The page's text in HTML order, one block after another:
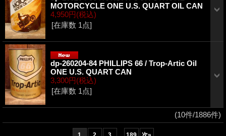
MOTORCYCLE ONE U.S. QUART OIL CAN
4,950円(税込)
[在庫数 1点]
dp-260204-84 PHILLIPS 66 / Trop-Artic Oil
ONE U.S. QUART CAN
3,300円(税込)
[在庫数 1点]
(10件/1886件)